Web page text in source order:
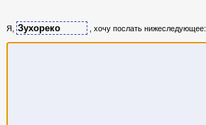
Я, , хочу послать нижеследующее: